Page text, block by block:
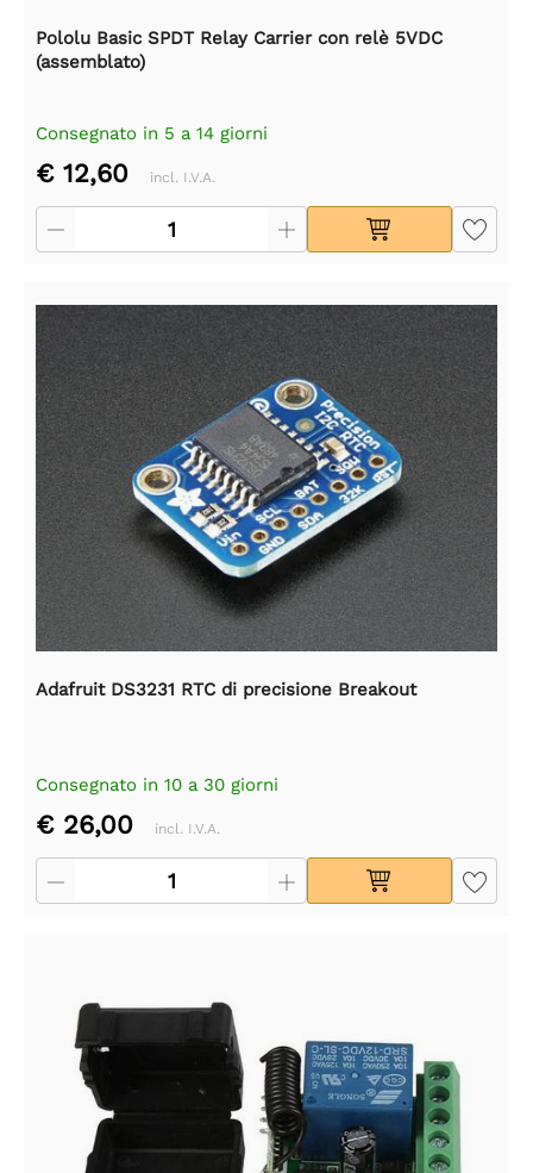
Pololu Basic SPDT Relay Carrier con relè 5VDC
(assemblato)
Consegnato in 5 a 14 giorni
€ 12,60 incl. I.V.A.
Adafruit DS3231 RTC di precisione Breakout
Consegnato in 10 a 30 giorni
€ 26,00 incl. I.V.A.